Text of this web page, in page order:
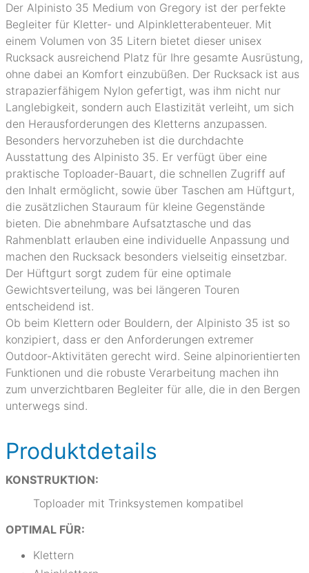
Der Alpinisto 35 Medium von Gregory ist der perfekte
Begleiter für Kletter- und Alpinkletterabenteuer. Mit
einem Volumen von 35 Litern bietet dieser unisex
Rucksack ausreichend Platz für Ihre gesamte Ausrüstung,
ohne dabei an Komfort einzubüßen. Der Rucksack ist aus
strapazierfähigem Nylon gefertigt, was ihm nicht nur
Langlebigkeit, sondern auch Elastizität verleiht, um sich
den Herausforderungen des Kletterns anzupassen.
Besonders hervorzuheben ist die durchdachte
Ausstattung des Alpinisto 35. Er verfügt über eine
praktische Toploader-Bauart, die schnellen Zugriff auf
den Inhalt ermöglicht, sowie über Taschen am Hüftgurt,
die zusätzlichen Stauraum für kleine Gegenstände
bieten. Die abnehmbare Aufsatztasche und das
Rahmenblatt erlauben eine individuelle Anpassung und
machen den Rucksack besonders vielseitig einsetzbar.
Der Hüftgurt sorgt zudem für eine optimale
Gewichtsverteilung, was bei längeren Touren
entscheidend ist.
Ob beim Klettern oder Bouldern, der Alpinisto 35 ist so
konzipiert, dass er den Anforderungen extremer
Outdoor-Aktivitäten gerecht wird. Seine alpinorientierten
Funktionen und die robuste Verarbeitung machen ihn
zum unverzichtbaren Begleiter für alle, die in den Bergen
unterwegs sind.
Produktdetails
KONSTRUKTION:
Toploader mit Trinksystemen kompatibel
OPTIMAL FÜR:
Klettern